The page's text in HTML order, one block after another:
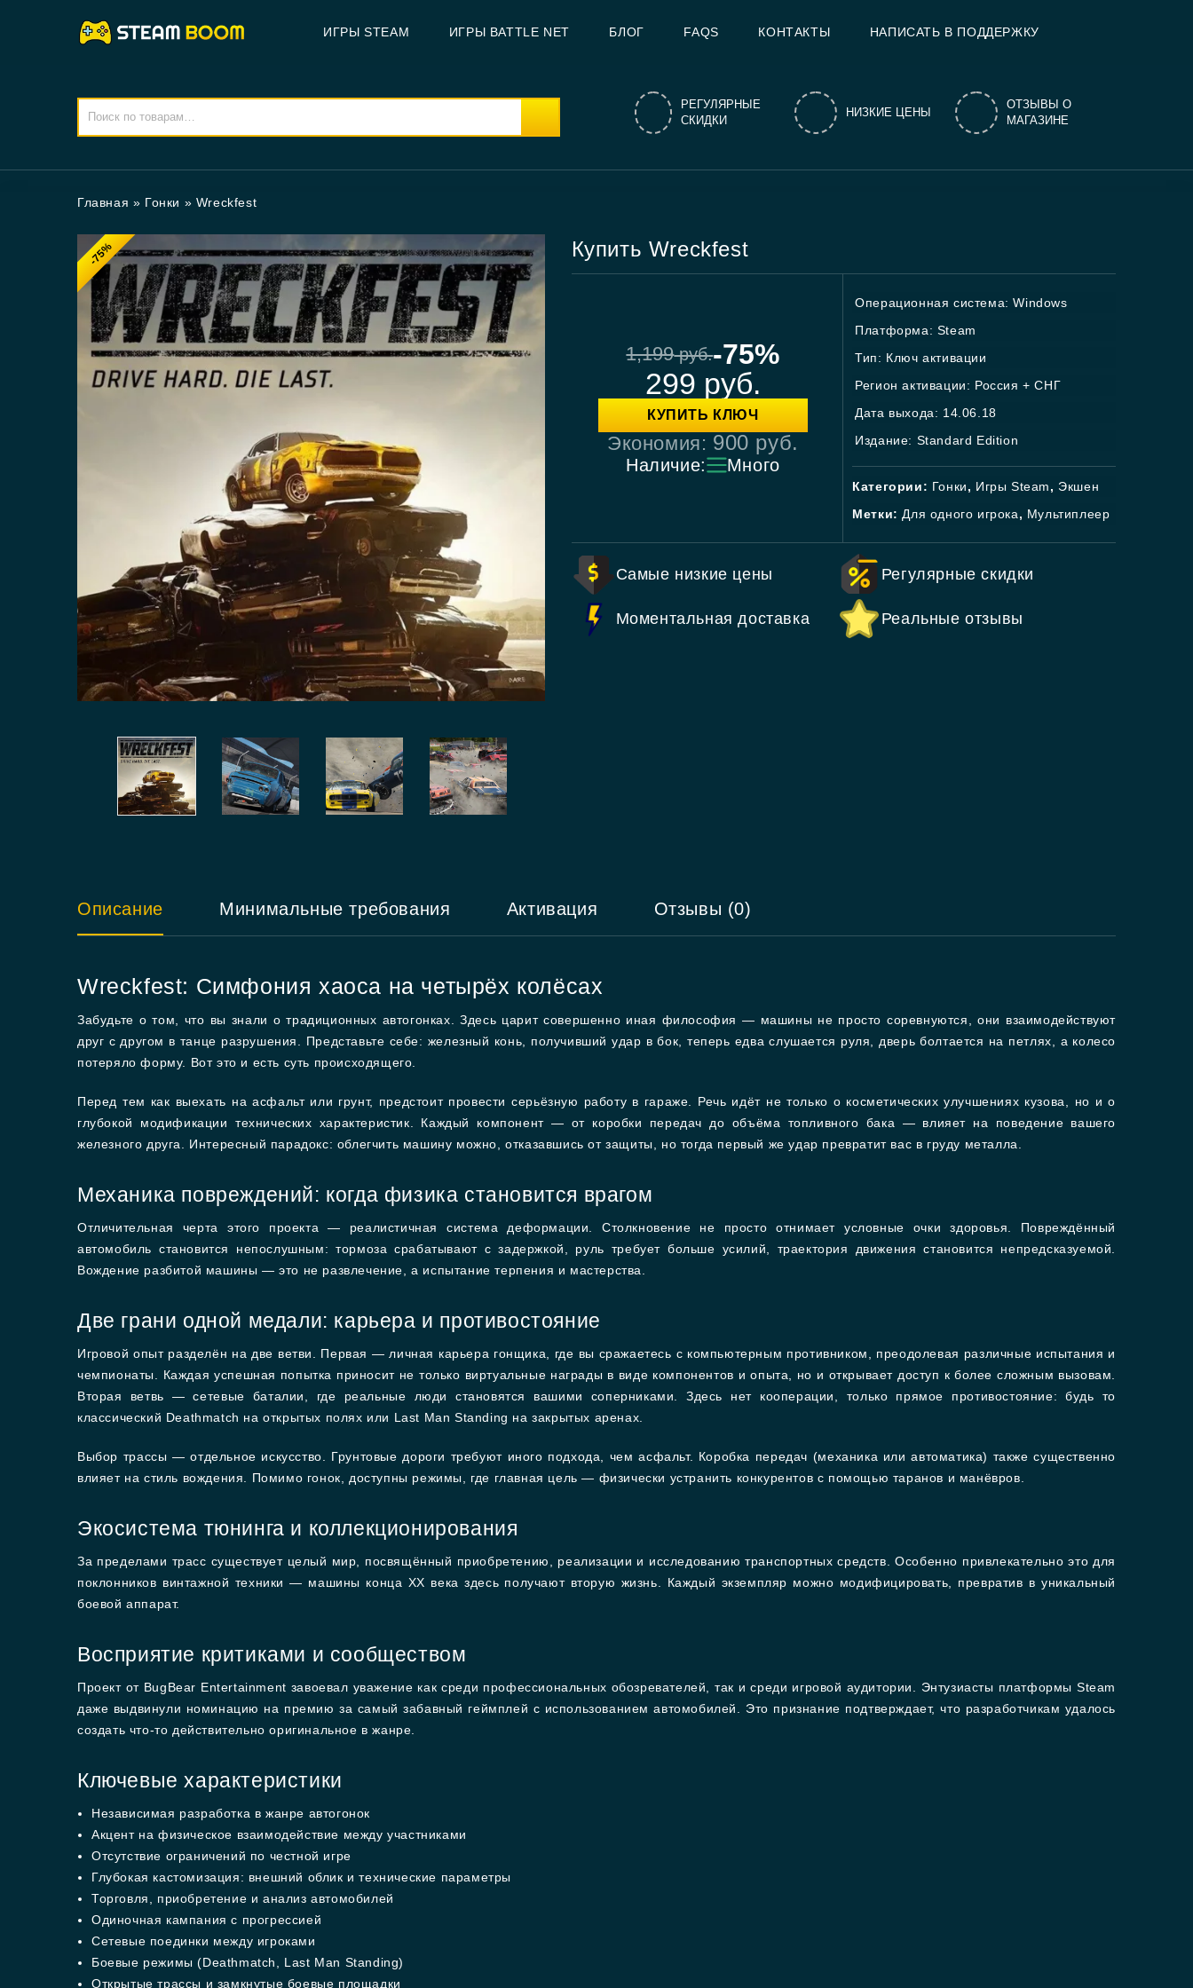
ИГРЫ STEAM ИГРЫ BATTLE NET БЛОГ FAQS КОНТАКТЫ НАПИСАТЬ В ПОДДЕРЖКУ
РЕГУЛЯРНЫЕ
СКИДКИ
НИЗКИЕ ЦЕНЫ
ОТЗЫВЫ О
МАГАЗИНЕ
Главная » Гонки » Wreckfest
-75% Купить Wreckfest
1,199руб.-75%
299 руб.
КУПИТЬ КЛЮЧ
Экономия: 900 руб.
Наличие: Много
Операционная система: Windows
Платформа: Steam
Тип: Ключ активации
Регион активации: Россия + СНГ
Дата выхода: 14.06.18
Издание: Standard Edition
Категории: Гонки, Игры Steam, Экшен
Метки: Для одного игрока, Мультиплеер
Самые низкие цены Регулярные скидки
Моментальная доставка Реальные отзывы
Описание Минимальные требования Активация Отзывы (0)
Wreckfest: Симфония хаоса на четырёх колёсах
Забудьте о том, что вы знали о традиционных автогонках. Здесь царит совершенно иная философия — машины не просто соревнуются, они взаимодействуют
друг с другом в танце разрушения. Представьте себе: железный конь, получивший удар в бок, теперь едва слушается руля, дверь болтается на петлях, а колесо
потеряло форму. Вот это и есть суть происходящего.
Перед тем как выехать на асфальт или грунт, предстоит провести серьёзную работу в гараже. Речь идёт не только о косметических улучшениях кузова, но и о
глубокой модификации технических характеристик. Каждый компонент — от коробки передач до объёма топливного бака — влияет на поведение вашего
железного друга. Интересный парадокс: облегчить машину можно, отказавшись от защиты, но тогда первый же удар превратит вас в груду металла.
Механика повреждений: когда физика становится врагом
Отличительная черта этого проекта — реалистичная система деформации. Столкновение не просто отнимает условные очки здоровья. Повреждённый
автомобиль становится непослушным: тормоза срабатывают с задержкой, руль требует больше усилий, траектория движения становится непредсказуемой.
Вождение разбитой машины — это не развлечение, а испытание терпения и мастерства.
Две грани одной медали: карьера и противостояние
Игровой опыт разделён на две ветви. Первая — личная карьера гонщика, где вы сражаетесь с компьютерным противником, преодолевая различные испытания и
чемпионаты. Каждая успешная попытка приносит не только виртуальные награды в виде компонентов и опыта, но и открывает доступ к более сложным вызовам.
Вторая ветвь — сетевые баталии, где реальные люди становятся вашими соперниками. Здесь нет кооперации, только прямое противостояние: будь то
классический Deathmatch на открытых полях или Last Man Standing на закрытых аренах.
Выбор трассы — отдельное искусство. Грунтовые дороги требуют иного подхода, чем асфальт. Коробка передач (механика или автоматика) также существенно
влияет на стиль вождения. Помимо гонок, доступны режимы, где главная цель — физически устранить конкурентов с помощью таранов и манёвров.
Экосистема тюнинга и коллекционирования
За пределами трасс существует целый мир, посвящённый приобретению, реализации и исследованию транспортных средств. Особенно привлекательно это для
поклонников винтажной техники — машины конца XX века здесь получают вторую жизнь. Каждый экземпляр можно модифицировать, превратив в уникальный
боевой аппарат.
Восприятие критиками и сообществом
Проект от BugBear Entertainment завоевал уважение как среди профессиональных обозревателей, так и среди игровой аудитории. Энтузиасты платформы Steam
даже выдвинули номинацию на премию за самый забавный геймплей с использованием автомобилей. Это признание подтверждает, что разработчикам удалось
создать что-то действительно оригинальное в жанре.
Ключевые характеристики
Независимая разработка в жанре автогонок
Акцент на физическое взаимодействие между участниками
Отсутствие ограничений по честной игре
Глубокая кастомизация: внешний облик и технические параметры
Торговля, приобретение и анализ автомобилей
Одиночная кампания с прогрессией
Сетевые поединки между игроками
Боевые режимы (Deathmatch, Last Man Standing)
Открытые трассы и замкнутые боевые площадки